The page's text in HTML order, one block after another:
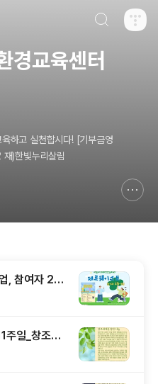
경교육센터
하고 실천합시다! [기부금영
)한빛누리살림
, 참여자 2차
일_창조세